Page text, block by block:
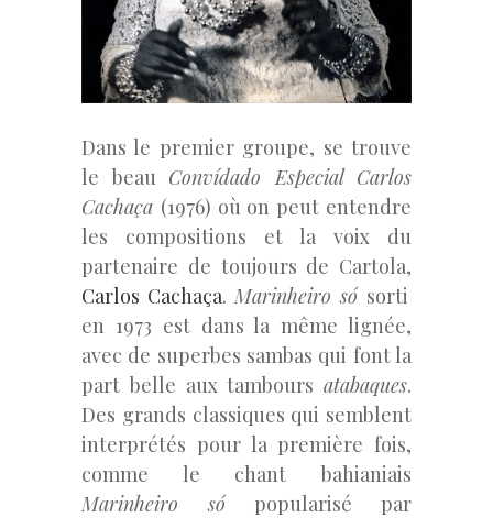
Dans le premier groupe, se trouve
le beau Convídado Especial Carlos
Cachaça (1976) où on peut entendre
les compositions et la voix du
partenaire de toujours de Cartola,
Carlos Cachaça.Marinheiro só sorti
en 1973 est dans la même lignée,
avec de superbes sambas qui font la
part belle aux tambours atabaques.
Des grands classiques qui semblent
interprétés pour la première fois,
comme le chant bahianiais
Marinheiro só popularisé par